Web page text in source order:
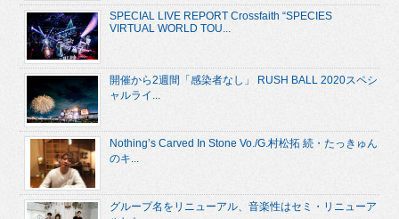
SPECIAL LIVE REPORT Crossfaith “SPECIES
VIRTUAL WORLD TOU...
開催から2週間「感染者なし」 RUSH BALL 2020スペシ
ャルライ...
Nothing’s Carved In Stone Vo./G.村松拓 続・たっきゅん
のキ...
グループ名をリニューアル、音楽性はセミ・リニューア